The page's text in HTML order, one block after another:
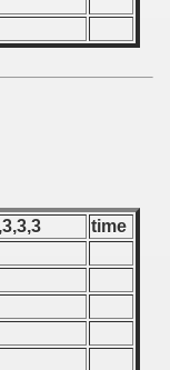
time